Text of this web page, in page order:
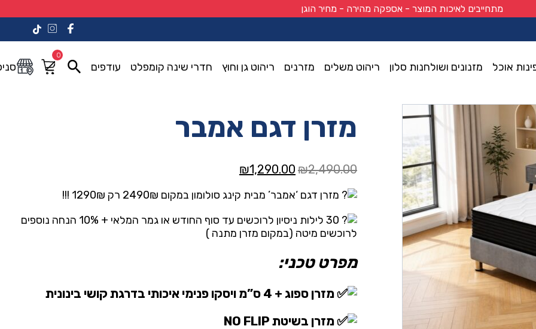
מתחייבים לאיכות המוצר - אספקה מהירה - מחיר הוגן
אוכל מזנונים ושולחנות סלון ריהוט משלים מזרנים ריהוט גן וחוץ חדרי שינה קומפלט עודפים
0
מזרן דגם אמבר
₪2,490.00
המחיר
היה:
₪1,290.00
הוא:
מזרן דגם ‘אמבר’ מבית קינג סולומון במקום 2490₪ רק 1290₪ !!!
30 לילות ניסיון לרוכשים עד סוף החודש או גמר המלאי + 10% הנחה נוספים
לרוכשים מיטה (במקום מזרן מתנה )
מפרט טכני:
מזרן ספוג + 4 ס”מ ויסקו פנימי איכותי בדרגת קושי בינונית
מזרן בשיטת NO FLIP